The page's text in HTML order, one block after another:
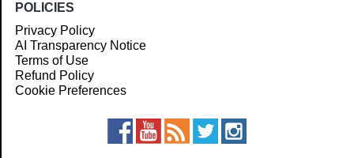
POLICIES
Privacy Policy
AI Transparency Notice
Terms of Use
Refund Policy
Cookie Preferences